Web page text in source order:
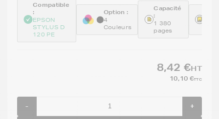
Compatible
:
EPSON
STYLUS D
120 PE
Option :
4
Couleurs
Capacité
:
1 380
pages
8,42 €HT
10,10 €TTC
- +